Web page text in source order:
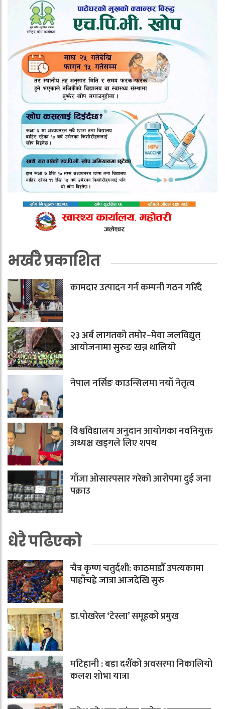
भर्खरै प्रकाशित
कामदार उत्पादन गर्न कम्पनी गठन गरिँदै
२३ अर्ब लागतको तमोर–मेवा जलविद्युत्
आयोजनामा सुरुङ खन्न थालियो
नेपाल नर्सिङ काउन्सिलमा नयाँ नेतृत्व
विश्वविद्यालय अनुदान आयोगका नवनियुक्त
अध्यक्ष खड्गले लिए शपथ
गाँजा ओसारपसार गरेको आरोपमा दुई जना
पक्राउ
धेरै पढिएको
चैत्र कृष्ण चतुर्दशी: काठमाडौँ उपत्यकामा
पाहाँचह्रे जात्रा आजदेखि सुरु
डा.पोखरेल ‘टेस्ला’ समूहको प्रमुख
मटिहानी : बडा दशैँको अवसरमा निकालियो
कलश शोभा यात्रा